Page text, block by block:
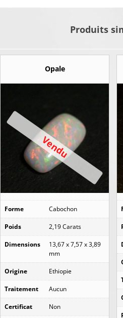
Produits
Opale
Vendu
Forme Cabochon
Poids 2,19 Carats
Dimensions
13,67 x 7,57 x 3,89
mm
Origine Ethiopie
Traitement Aucun
Certificat Non